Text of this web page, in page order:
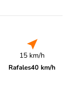
15 km/h
Rafales40 km/h